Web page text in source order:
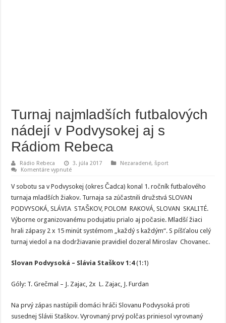
Turnaj najmladších futbalových
nádejí v Podvysokej aj s
Rádiom Rebeca
Rádio Rebeca 3. júla 2017 Nezaradené,šport
Komentáre vypnuténa
najmladších
futbalových
nádejí
Podvysokej
s
Rádiom
Rebeca
V sobotu sa v Podvysokej (okres Čadca) konal 1. ročník futbalového
turnaja mladších žiakov. Turnaja sa zúčastnili družstvá SLOVAN
PODVYSOKÁ, SLÁVIA STAŠKOV, POLOM RAKOVÁ, SLOVAN SKALITÉ.
Výborne organizovanému podujatiu prialo aj počasie. Mladší žiaci
hrali zápasy 2 x 15 minút systémom „každý s každým“. S píšťalou celý
turnaj viedol a na dodržiavanie pravidiel dozeral Miroslav Chovanec.
Slovan Podvysoká – Slávia Staškov 1:4(1:1)
Góly: T. Grečmal – J. Zajac, 2x L. Zajac, J. Furdan
Na prvý zápas nastúpili domáci hráči Slovanu Podvysoká proti
susednej Slávii Staškov. Vyrovnaný prvý polčas priniesol vyrovnaný